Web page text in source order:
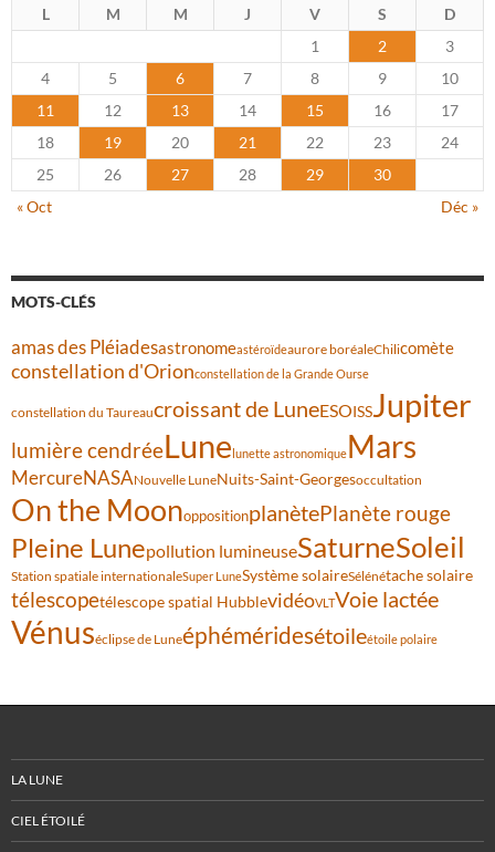
L M M J V S
D
1
2
3
4
5 6 7 8 9
10
11
12 13 14 15 16
17
18
19 20 21 22 23
24
25
26 27 28 29
30
« Oct
Déc »
MOTS-CLÉS
amas des Pléiadesastronomeastéroïdeaurore boréaleChilicomète
constellation d'Orionconstellation de la Grande Ourse
constellation du Taureaucroissant de LuneESOISSJupiter
lumière cendréeLune lunette astronomiqueMars
MercureNASANouvelle LuneNuits-Saint-Georgesoccultation
On the MoonoppositionplanètePlanète rouge
Pleine Lunepollution lumineuseSaturneSoleil
Station spatiale internationaleSuper LuneSystème solaireSélénétache solaire
télescopetélescope spatial HubblevidéoVLTVoie lactée
Vénuséclipse de Luneéphéméridesétoileétoile polaire
LA LUNE
CIEL ÉTOILÉ